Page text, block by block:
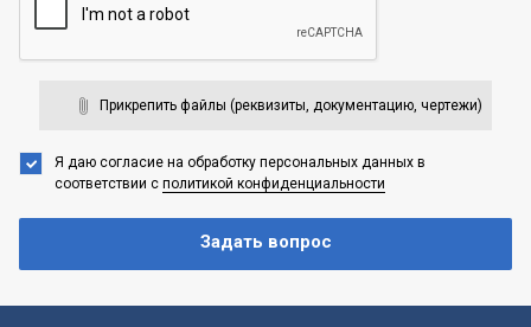
Прикрепить файлы (реквизиты, документацию, чертежи)
Я даю согласие на обработку персональных данных в
соответствии с политикой конфиденциальности